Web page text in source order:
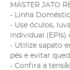
MASTER JATO
- Linha
- Use óculos,
individual (EPIs)
- Utilize sapato
pés e evitar
- Confira a